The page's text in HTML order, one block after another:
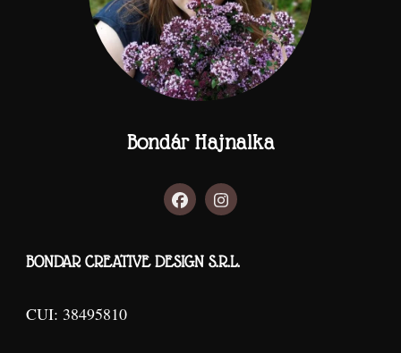
Bondár Hajnalka
BONDAR CREATIVE DESIGN S.R.L.
CUI: 38495810